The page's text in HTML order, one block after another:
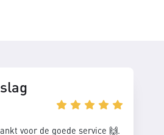
voor de goede service 🙌.